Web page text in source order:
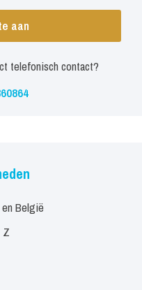
aan
telefonisch contact?
België
Z